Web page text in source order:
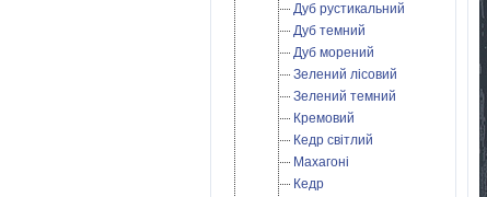
Дуб рустикальний
Дуб темний
Дуб морений
Зелений лісовий
Зелений темний
Кремовий
Кедр світлий
Махагоні
Кедр